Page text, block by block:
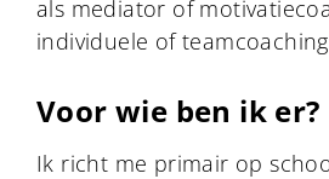
als mediator of
individuele of
Voor wie ben ik er?
Ik richt me primair op